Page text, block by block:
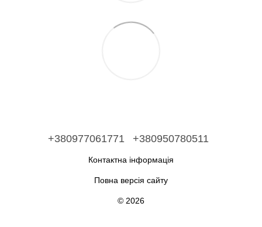
+380977061771 +380950780511
Контактна інформація
Повна версія сайту
© 2026